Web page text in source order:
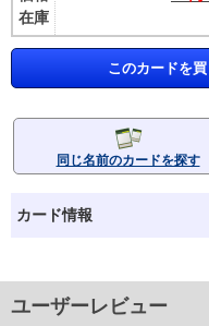
在庫
このカードを
同じ名前のカードを探す
カード情報
ユーザーレビュー